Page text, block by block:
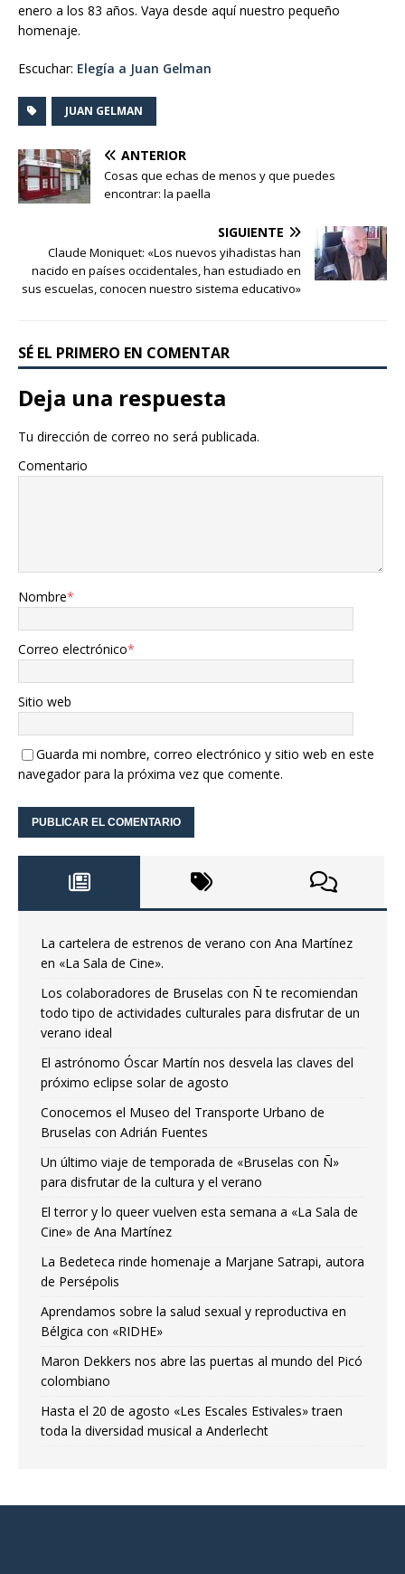
enero a los 83 años. Vaya desde aquí nuestro pequeño
homenaje.
Escuchar: Elegía a Juan Gelman
JUAN GELMAN
ANTERIOR
Cosas que echas de menos y que puedes
encontrar: la paella
SIGUIENTE
Claude Moniquet: «Los nuevos yihadistas han
nacido en países occidentales, han estudiado en
sus escuelas, conocen nuestro sistema educativo»
SÉ EL PRIMERO EN COMENTAR
Deja una respuesta
Tu dirección de correo no será publicada.
Comentario
Nombre*
Correo electrónico*
Sitio web
Guarda mi nombre, correo electrónico y sitio web en este
navegador para la próxima vez que comente.
La cartelera de estrenos de verano con Ana Martínez
en «La Sala de Cine».
Los colaboradores de Bruselas con Ñ te recomiendan
todo tipo de actividades culturales para disfrutar de un
verano ideal
El astrónomo Óscar Martín nos desvela las claves del
próximo eclipse solar de agosto
Conocemos el Museo del Transporte Urbano de
Bruselas con Adrián Fuentes
Un último viaje de temporada de «Bruselas con Ñ»
para disfrutar de la cultura y el verano
El terror y lo queer vuelven esta semana a «La Sala de
Cine» de Ana Martínez
La Bedeteca rinde homenaje a Marjane Satrapi, autora
de Persépolis
Aprendamos sobre la salud sexual y reproductiva en
Bélgica con «RIDHE»
Maron Dekkers nos abre las puertas al mundo del Picó
colombiano
Hasta el 20 de agosto «Les Escales Estivales» traen
toda la diversidad musical a Anderlecht